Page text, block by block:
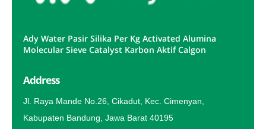
Ady Water Pasir Silika Per Kg Activated Alumina
Molecular Sieve Catalyst Karbon Aktif Calgon
Address
Jl. Raya Mande No.26, Cikadut, Kec. Cimenyan,
Kabupaten Bandung, Jawa Barat 40195